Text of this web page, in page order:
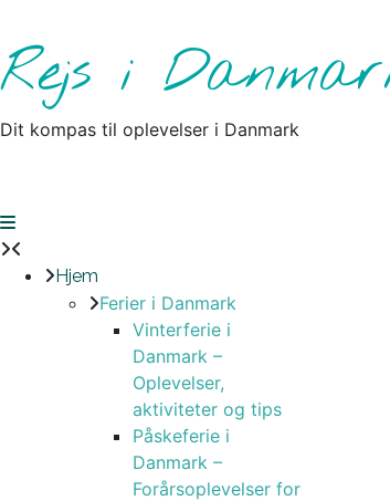
content
Rejs i
Dit kompas til oplevelser i Danmark
Hjem
Ferier i Danmark
Vinterferie i
Danmark –
Oplevelser,
aktiviteter og tips
Påskeferie i
Danmark –
Forårsoplevelser for